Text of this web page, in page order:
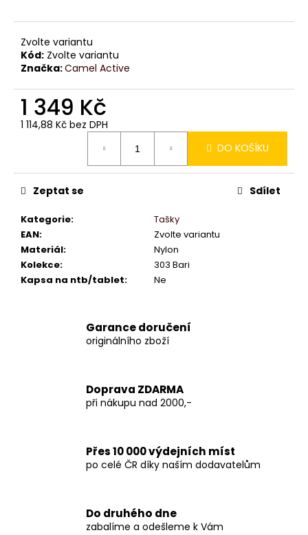
Zvolte variantu
Kód: Zvolte variantu
Značka:Camel Active
1 349 Kč
1 114,88 Kč bez DPH
DO KOŠÍKU
Kategorie:
Tašky
EAN:
Zvolte variantu
Materiál:
Nylon
Kolekce:
303 Bari
Kapsa na ntb/tablet: Ne
Zeptat se Sdílet
Garance doručení
originálního zboží
Doprava ZDARMA
při nákupu nad 2000,-
Přes 10 000 výdejních míst
po celé ČR díky naším dodavatelům
Do druhého dne
zabalíme a odešleme k Vám